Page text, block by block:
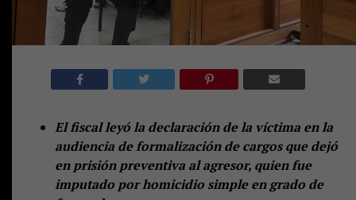
El fiscal leyó la declaración de la víctima en la
audiencia de formalización de cargos que dejó
en prisión preventiva al agresor, quien fue
imputado por homicidio simple en grado de